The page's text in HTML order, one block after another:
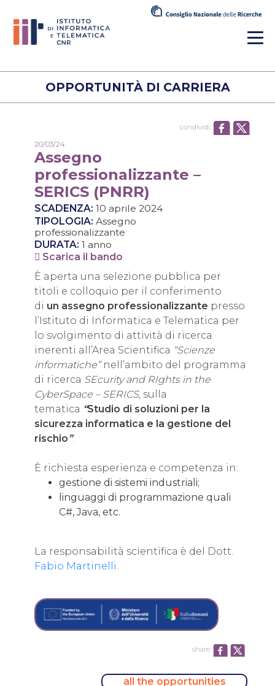
OPPORTUNITÀ DI CARRIERA
condividi:
20/03/24
Assegno
professionalizzante –
SERICS (PNRR)
SCADENZA: 10 aprile 2024
TIPOLOGIA: Assegno
professionalizzante
DURATA: 1 anno
Scarica il bando
È aperta una selezione pubblica per
titoli e colloquio per il conferimento
di un assegno professionalizzante presso
l’Istituto di Informatica e Telematica per
lo svolgimento di attività di ricerca
inerenti all’Area Scientifica “Scienze
informatiche”nell’ambito del programma
di ricerca SEcurity and RIghts in the
CyberSpace – SERICS, sulla
tematica “Studio di soluzioni per la
sicurezza informatica e la gestione del
rischio”.
È richiesta esperienza e competenza in:
gestione di sistemi industriali;
linguaggi di programmazione quali
C#, Java, etc.
La responsabilità scientifica è del Dott.
Fabio Martinelli.
share:
all the opportunities